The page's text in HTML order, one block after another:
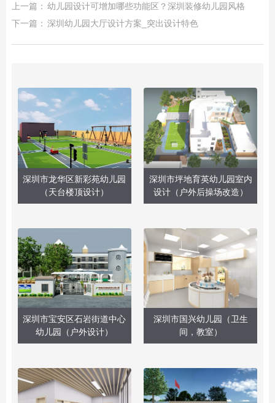
上一篇： 幼儿园设计可增加哪些功能区？深圳装修幼儿园风格
下一篇： 深圳幼儿园大厅设计方案_突出设计特色
深圳市龙华区新彩苑幼儿园
（天台楼顶设计）
深圳市坪地育英幼儿园室内
设计（户外后操场改造）
深圳市宝安区石岩街道中心
幼儿园（户外设计）
深圳市国兴幼儿园（卫生
间，教室）